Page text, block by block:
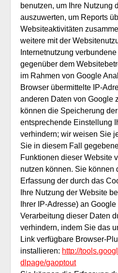
benutzen, um Ihre Nutzung
auszuwerten, um Reports
Websiteaktivitäten
weitere mit der
Internetnutzung
gegenüber dem
im Rahmen von Google
Browser übermittelte IP-
anderen Daten von Google
können die Speicherung
entsprechende Einstellung
verhindern; wir weisen Sie
Sie in diesem Fall
Funktionen dieser Website
nutzen können. Sie können
Erfassung der durch das
Ihre Nutzung der Website
Ihrer IP-Adresse) an
Verarbeitung dieser Daten
verhindern, indem Sie das
Link verfügbare Browser-
installieren: http://
dlpage/gaoptout